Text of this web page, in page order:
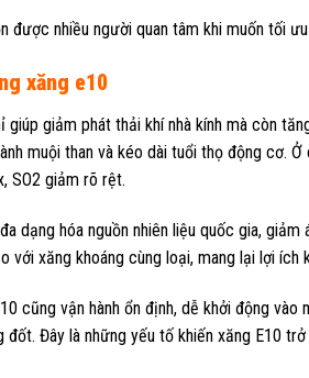
được nhiều người quan tâm khi muốn tối
xăng e10
giúp giảm phát thải khí nhà kính mà còn
muội than và kéo dài tuổi thọ động cơ.
SO2 giảm rõ rệt.
dạng hóa nguồn nhiên liệu quốc gia,
với xăng khoáng cùng loại, mang lại lợi
cũng vận hành ổn định, dễ khởi động
đốt. Đây là những yếu tố khiến xăng E10